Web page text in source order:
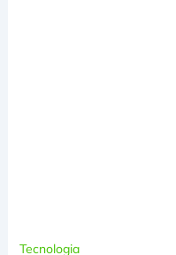
Tecnologia